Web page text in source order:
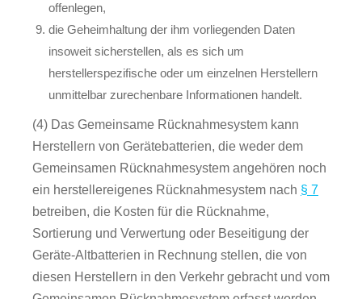
offenlegen,
die Geheimhaltung der ihm vorliegenden Daten
insoweit sicherstellen, als es sich um
herstellerspezifische oder um einzelnen Herstellern
unmittelbar zurechenbare Informationen handelt.
(4) Das Gemeinsame Rücknahmesystem kann
Herstellern von Gerätebatterien, die weder dem
Gemeinsamen Rücknahmesystem angehören noch
ein herstellereigenes Rücknahmesystem nach § 7
betreiben, die Kosten für die Rücknahme,
Sortierung und Verwertung oder Beseitigung der
Geräte-Altbatterien in Rechnung stellen, die von
diesen Herstellern in den Verkehr gebracht und vom